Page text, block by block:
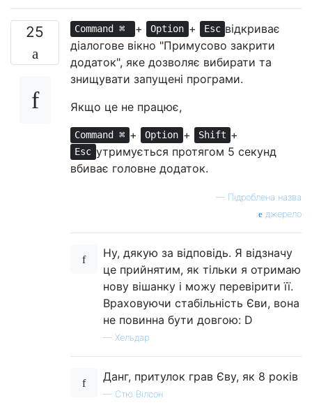
25 Command ⌘ + Option + Esc відкриває
діалогове вікно "Примусово закрити
додаток", яке дозволяє вибирати та
знищувати запущені програми.
Якщо це не працює,
Command ⌘ + Option + Shift +
Esc утримується протягом 5 секунд
вбиває головне додаток.
— Підроблена назва
джерело
Ну, дякую за відповідь. Я відзначу
це прийнятим, як тільки я отримаю
нову вішанку і можу перевірити її.
Враховуючи стабільність Єви, вона
не повинна бути довгою: D
— Хельдар
Данг, притулок грав Єву, як 8 років
— Стю Вілсон